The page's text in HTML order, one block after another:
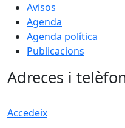
Avisos
Agenda
Agenda política
Publicacions
Adreces i
Accedeix